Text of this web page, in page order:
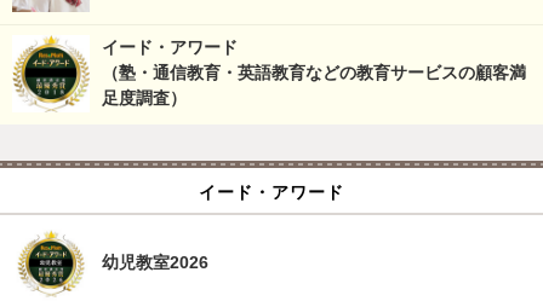
イード・アワード
（塾・通信教育・英語教育などの教育サービスの顧客満
足度調査）
イード・アワード
幼児教室2026